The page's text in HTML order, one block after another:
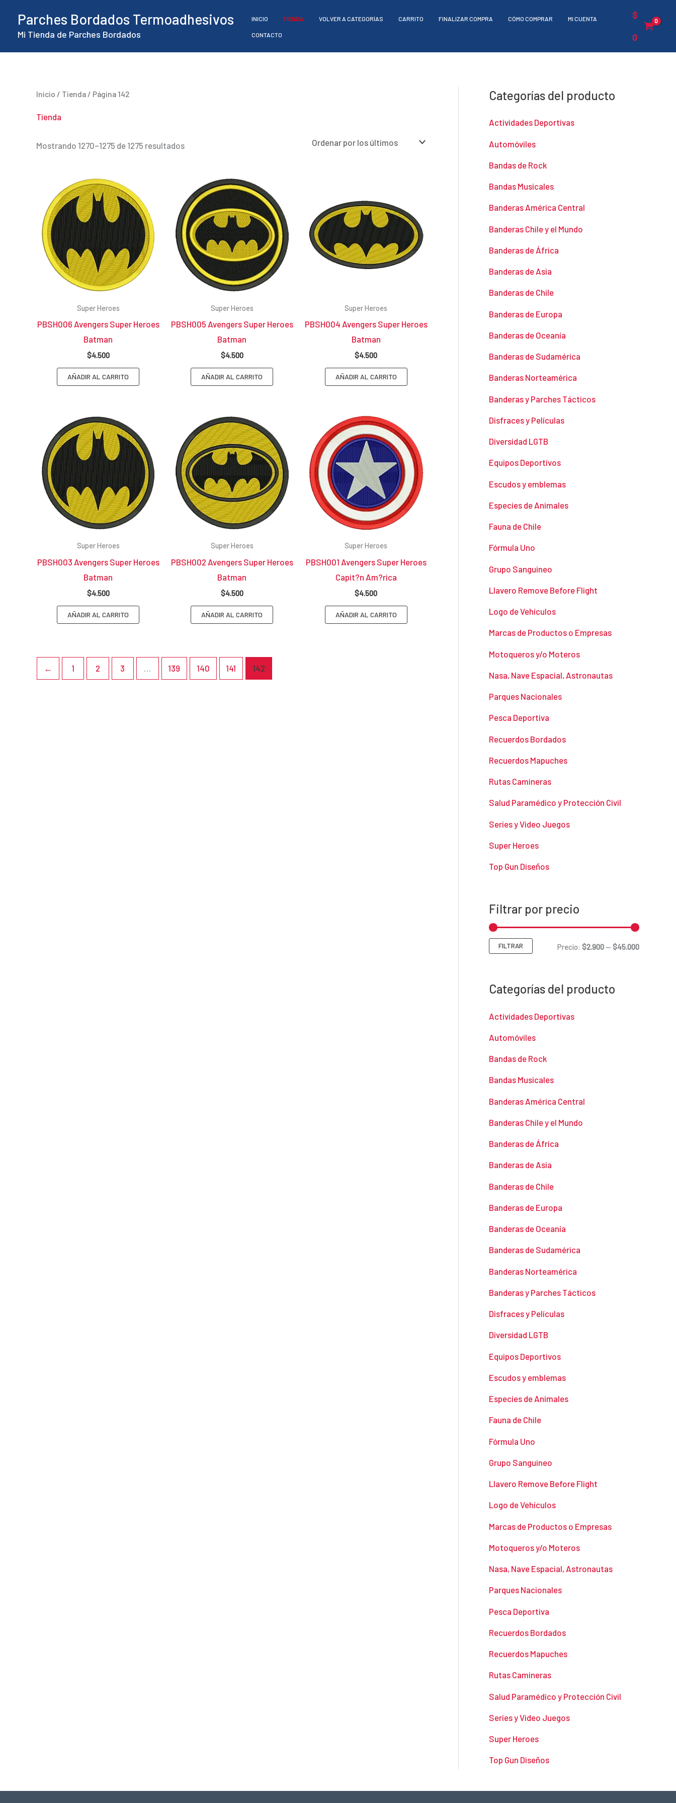
contenido
Parches Bordados Termoadhesivos
Mi Tienda de Parches Bordados
INICIO TIENDA VOLVER A CATEGORÍAS CARRITO FINALIZAR COMPRA CÓMO COMPRAR MI CUENTA
CONTACTO
$
0
Inicio / Tienda / Página 142
Tienda
Mostrando 1270–1275 de 1275 resultadosOrdenado
Super Heroes
PBSH006 Avengers Super Heroes
Batman
$4.500
AÑADIR AL CARRITO
Super Heroes
PBSH005 Avengers Super Heroes
Batman
$4.500
AÑADIR AL CARRITO
Super Heroes
PBSH004 Avengers Super Heroes
Batman
$4.500
AÑADIR AL CARRITO
Super Heroes
PBSH003 Avengers Super Heroes
Batman
$4.500
AÑADIR AL CARRITO
Super Heroes
PBSH002 Avengers Super Heroes
Batman
$4.500
AÑADIR AL CARRITO
Super Heroes
PBSH001 Avengers Super Heroes
Capit?n Am?rica
$4.500
AÑADIR AL CARRITO
← 1 2 3 … 139 140 141 142
Categorías del producto
Actividades Deportivas
Automóviles
Bandas de Rock
Bandas Musicales
Banderas América Central
Banderas Chile y el Mundo
Banderas de África
Banderas de Asia
Banderas de Chile
Banderas de Europa
Banderas de Oceanía
Banderas de Sudamérica
Banderas Norteamérica
Banderas y Parches Tácticos
Disfraces y Películas
Diversidad LGTB
Equipos Deportivos
Escudos y emblemas
Especies de Animales
Fauna de Chile
Fórmula Uno
Grupo Sanguineo
Llavero Remove Before Flight
Logo de Vehículos
Marcas de Productos o Empresas
Motoqueros y/o Moteros
Nasa, Nave Espacial, Astronautas
Parques Nacionales
Pesca Deportiva
Recuerdos Bordados
Recuerdos Mapuches
Rutas Camineras
Salud Paramédico y Protección Civil
Series y Video Juegos
Super Heroes
Top Gun Diseños
Filtrar por precio
PP
FILTRAR Precio: $2.900 — $45.000
Categorías del producto
Actividades Deportivas
Automóviles
Bandas de Rock
Bandas Musicales
Banderas América Central
Banderas Chile y el Mundo
Banderas de África
Banderas de Asia
Banderas de Chile
Banderas de Europa
Banderas de Oceanía
Banderas de Sudamérica
Banderas Norteamérica
Banderas y Parches Tácticos
Disfraces y Películas
Diversidad LGTB
Equipos Deportivos
Escudos y emblemas
Especies de Animales
Fauna de Chile
Fórmula Uno
Grupo Sanguineo
Llavero Remove Before Flight
Logo de Vehículos
Marcas de Productos o Empresas
Motoqueros y/o Moteros
Nasa, Nave Espacial, Astronautas
Parques Nacionales
Pesca Deportiva
Recuerdos Bordados
Recuerdos Mapuches
Rutas Camineras
Salud Paramédico y Protección Civil
Series y Video Juegos
Super Heroes
Top Gun Diseños